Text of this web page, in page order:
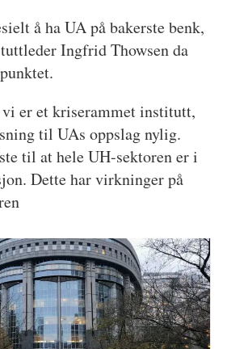
å ha UA på bakerste benk,
Ingfrid Thowsen da
er et kriserammet institutt,
til UAs oppslag nylig.
til at hele UH-sektoren er i
Dette har virkninger på